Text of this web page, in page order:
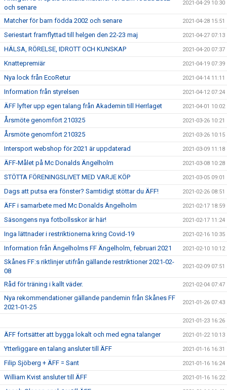
och senare
2021-04-29 10:30
Matcher för barn födda 2002 och senare 2021-04-28 15:51
Seriestart framflyttad till helgen den 22-23 maj 2021-04-27 07:13
HÄLSA, RÖRELSE, IDROTT OCH KUNSKAP 2021-04-20 07:37
Knattepremiär 2021-04-19 07:39
Nya lock från EcoRetur 2021-04-14 11:11
Information från styrelsen 2021-04-12 07:24
ÄFF lyfter upp egen talang från Akademin till Herrlaget 2021-04-01 10:02
Årsmöte genomfört 210325 2021-03-26 10:21
Årsmöte genomfört 210325 2021-03-26 10:15
Intersport webshop för 2021 är uppdaterad 2021-03-09 11:18
ÄFF-Målet på Mc Donalds Ängelholm 2021-03-08 10:28
STÖTTA FÖRENINGSLIVET MED VARJE KÖP 2021-03-05 09:01
Dags att putsa era fönster? Samtidigt stöttar du ÄFF! 2021-02-26 08:51
ÄFF i samarbete med Mc Donalds Ängelholm 2021-02-17 18:59
Säsongens nya fotbollsskor är här! 2021-02-17 11:24
Inga lättnader i restriktionerna kring Covid-19 2021-02-16 10:35
Information från Ängelholms FF Ängelholm, februari 2021 2021-02-10 10:12
Skånes FF:s riktlinjer utifrån gällande restriktioner 2021-02-
08
2021-02-09 07:51
Råd för träning i kallt väder. 2021-02-04 07:47
Nya rekommendationer gällande pandemin från Skånes FF
2021-01-25
2021-01-26 07:43
2021-01-23 16:26
ÄFF fortsätter att bygga lokalt och med egna talanger 2021-01-22 10:13
Ytterliggare en talang ansluter till ÄFF 2021-01-16 16:31
Filip Sjöberg + ÄFF = Sant 2021-01-16 16:24
William Kvist ansluter till ÄFF 2021-01-16 16:22